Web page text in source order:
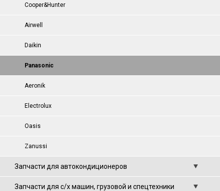
Cooper&Hunter
Airwell
Daikin
Panasonic
Aeronik
Electrolux
Oasis
Zanussi
Запчасти для автокондиционеров
Запчасти для с/х машин, грузовой и спецтехники